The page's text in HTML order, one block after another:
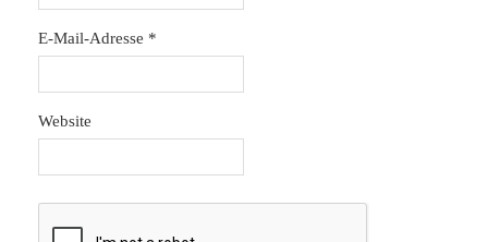
E-Mail-Adresse *
Website